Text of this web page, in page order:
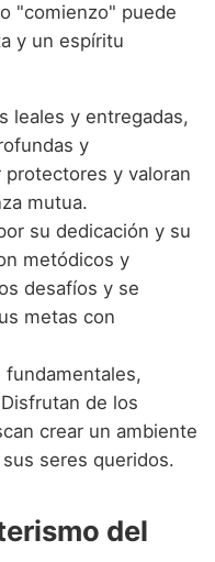
"comienzo" puede
y un espíritu
leales y entregadas,
y
y valoran
mutua.
su dedicación y su
metódicos y
desafíos y se
metas con
fundamentales,
de los
crear un ambiente
seres queridos.
del